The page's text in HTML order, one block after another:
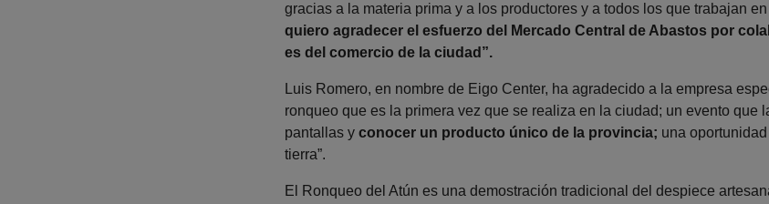
gracias a la materia prima y a los productores y a todos los que trabajan
quiero agradecer el esfuerzo del Mercado Central de Abastos por
es del comercio de la ciudad”.
Luis Romero, en nombre de Eigo Center, ha agradecido a la empresa
ronqueo que es la primera vez que se realiza en la ciudad; un evento
pantallas y conocer un producto único de la provincia; una
tierra”.
El Ronqueo del Atún es una demostración tradicional del despiece